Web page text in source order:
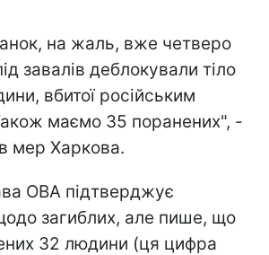
на жаль, вже четверо
завалів деблокували тіло
вбитої російським
маємо 35 поранених", -
мер Харкова.
ОВА підтверджує
загиблих, але пише, що
32 людини (ця цифра